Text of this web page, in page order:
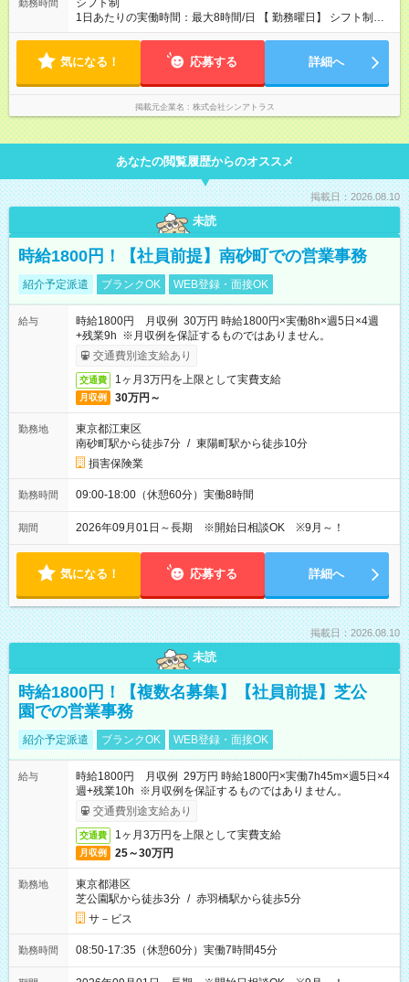
勤務時間
シフト制
1日あたりの実働時間：最大8時間/日 【 勤務曜日】 シフト制
土日祝含む週５日勤務 ※希望休取得可能です 【 勤務時間 】
ません
気になる！ 応募する 詳細へ
掲載元企業名 株式会社シンアトラス
あなたの閲覧履歴からのオススメ
掲載日：2026.08.10
未読
時給1800円！【社員前提】南砂町での営業事務
紹介予定派遣 ブランクOK WEB登録・面接OK
給与
時給1800円 月収例 30万円 時給1800円×実働8h×週5日×4週
+残業9h ※月収例を保証するものではありません。
交通費別途支給あり
交通費 1ヶ月3万円を上限として実費支給
月収例 30万円～
勤務地
東京都江東区
南砂町駅から徒歩7分 / 東陽町駅から徒歩10分
損害保険業
勤務時間 09:00-18:00（休憩60分）実働8時間
期間 2026年09月01日～長期 ※開始日相談OK ※9月～！
気になる！ 応募する 詳細へ
掲載日：2026.08.10
未読
時給1800円！【複数名募集】【社員前提】芝公
園での営業事務
紹介予定派遣 ブランクOK WEB登録・面接OK
給与
時給1800円 月収例 29万円 時給1800円×実働7h45m×週5日×4
週+残業10h ※月収例を保証するものではありません。
交通費別途支給あり
交通費 1ヶ月3万円を上限として実費支給
月収例 25～30万円
勤務地
東京都港区
芝公園駅から徒歩3分 / 赤羽橋駅から徒歩5分
サ－ビス
勤務時間 08:50-17:35（休憩60分）実働7時間45分